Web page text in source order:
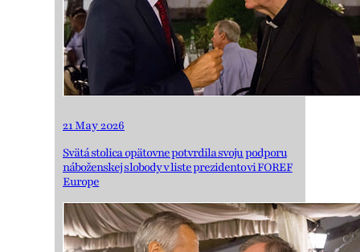
21 May 2026
Svätá stolica opätovne potvrdila svoju podporu
náboženskej slobody v liste prezidentovi FOREF
Europe